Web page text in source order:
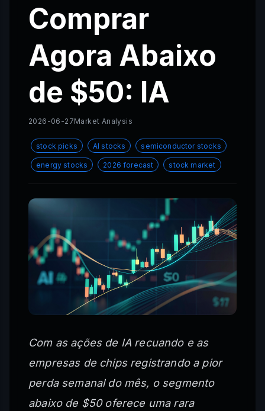
Comprar
Agora Abaixo
de $50: IA
2026-06-27Market Analysis
stock picks AI stocks semiconductor stocks
energy stocks 2026 forecast stock market
Com as ações de IA recuando e as
empresas de chips registrando a pior
perda semanal do mês, o segmento
abaixo de $50 oferece uma rara